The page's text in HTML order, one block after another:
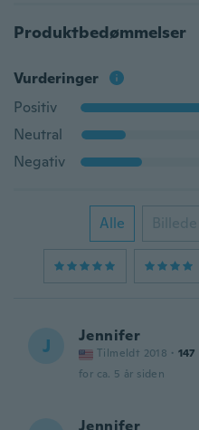
Produktbedømmelser
Vurderinger
Positiv
Neutral
Negativ
Alle Billede
J Jennifer
Tilmeldt 2018 · 147
for ca. 5 år siden
Jennifer